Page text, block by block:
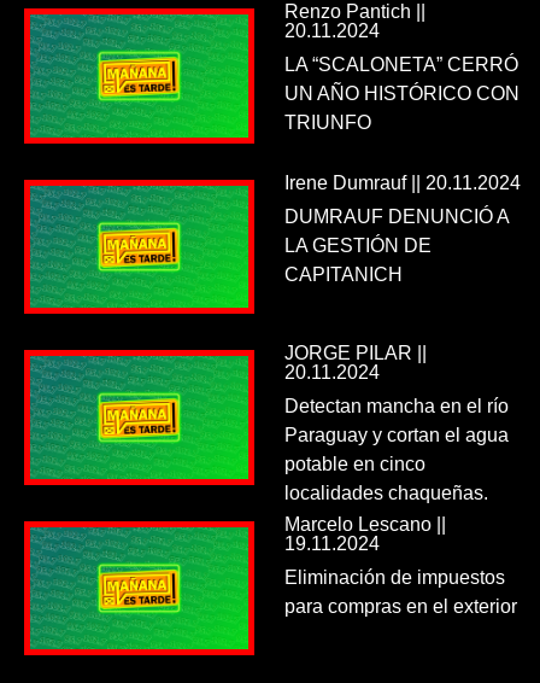
Renzo Pantich ||
20.11.2024
LA “SCALONETA” CERRÓ
UN AÑO HISTÓRICO CON
TRIUNFO
Irene Dumrauf || 20.11.2024
DUMRAUF DENUNCIÓ A
LA GESTIÓN DE
CAPITANICH
JORGE PILAR ||
20.11.2024
Detectan mancha en el río
Paraguay y cortan el agua
potable en cinco
localidades chaqueñas.
Marcelo Lescano ||
19.11.2024
Eliminación de impuestos
para compras en el exterior